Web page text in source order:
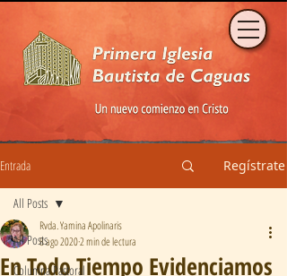
Entrada Regístrate
All Posts
Columna Pastoral
All Posts
En Todo Tiempo Evidenciamos
Rvda. Yamina Apolinaris
8 ago 20202 min de lectura